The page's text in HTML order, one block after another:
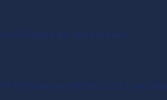
Dołącz do nas Kontakt
Wróżka na telefon Czat z wróżką